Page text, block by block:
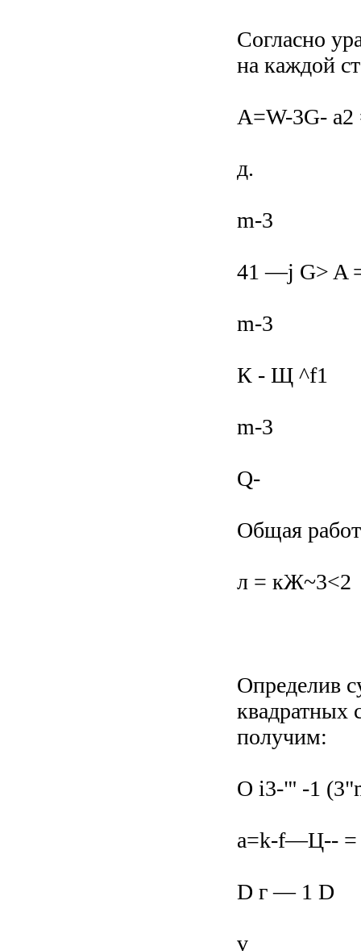
Согласно
на каждой
A=W-3G-
д.
m-3
41 —j G> A
m-3
К - Щ ^f1
m-3
Q-
Общая
л = кЖ~3<2
Определив
квадратных
получим:
О і3-"' -1
a=k-f—Ц--
D г — 1 D
v